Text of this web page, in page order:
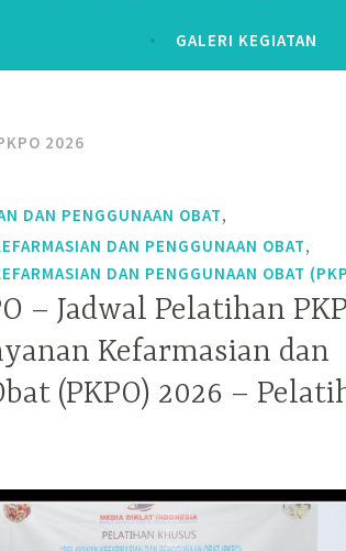
GALERI KEGIATAN
2026
DAN PENGGUNAAN OBAT,
DAN PENGGUNAAN OBAT,
DAN PENGGUNAAN OBAT
– Jadwal Pelatihan
Kefarmasian dan
(PKPO) 2026 –